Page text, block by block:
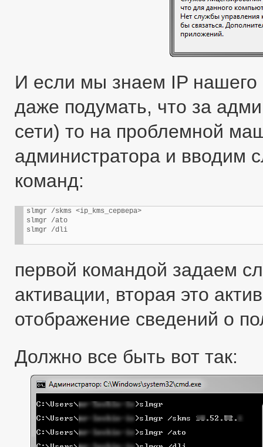
И если мы знаем IP нашего
даже подумать, что за
сети) то на проблемной
администратора и вводим
команд:
slmgr /skms <ip_kms_сервера>
slmgr /ato
slmgr /dli
первой командой задаем
активации, вторая это
отображение сведений о
Должно все быть вот так: